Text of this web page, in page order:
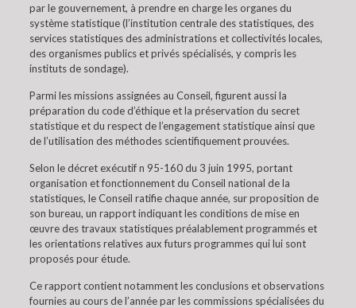
par le gouvernement, à prendre en charge les organes du
système statistique (l’institution centrale des statistiques, des
services statistiques des administrations et collectivités locales,
des organismes publics et privés spécialisés, y compris les
instituts de sondage).
Parmi les missions assignées au Conseil, figurent aussi la
préparation du code d’éthique et la préservation du secret
statistique et du respect de l’engagement statistique ainsi que
de l’utilisation des méthodes scientifiquement prouvées.
Selon le décret exécutif n 95-160 du 3 juin 1995, portant
organisation et fonctionnement du Conseil national de la
statistiques, le Conseil ratifie chaque année, sur proposition de
son bureau, un rapport indiquant les conditions de mise en
œuvre des travaux statistiques préalablement programmés et
les orientations relatives aux futurs programmes qui lui sont
proposés pour étude.
Ce rapport contient notamment les conclusions et observations
fournies au cours de l’année par les commissions spécialisées du